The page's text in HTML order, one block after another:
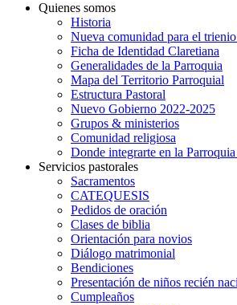
Quienes somos
Historia
Nueva comunidad para el
Ficha de Identidad Claretiana
Generalidades de la Parroquia
Mapa del Territorio Parroquial
Estructura Pastoral
Nuevo Gobierno 2022-2025
Grupos & ministerios
Comunidad religiosa
Donde integrarte en la
Servicios pastorales
Sacramentos
CATEQUESIS
Pedidos de oración
Clases de biblia
Orientación para novios
Diálogo matrimonial
Bendiciones
Presentación de niños recién
Cumpleaños